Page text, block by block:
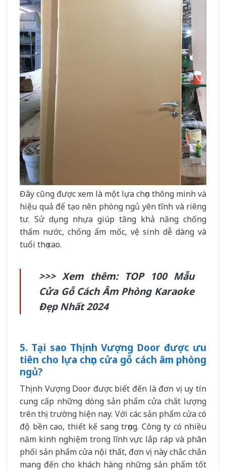
Đây cũng được xem là một lựa chọn thông minh và
hiệu quả để tạo nên phòng ngủ yên tĩnh và riêng
tư. Sử dụng nhựa giúp tăng khả năng chống
thấm nước, chống ẩm mốc, vệ sinh dễ dàng và
tuổi thọ cao.
>>> Xem thêm: TOP 100 Mẫu
Cửa Gỗ Cách Âm Phòng Karaoke
Đẹp Nhất 2024
5. Tại sao Thịnh Vượng Door được ưu
tiên cho lựa chọn cửa gỗ cách âm phòng
ngủ?
Thịnh Vượng Door được biết đến là đơn vị uy tín
cung cấp những dòng sản phẩm cửa chất lượng
trên thị trường hiện nay. Với các sản phẩm cửa có
độ bền cao, thiết kế sang trọng. Công ty có nhiều
năm kinh nghiệm trong lĩnh vực lắp ráp và phân
phối sản phẩm cửa nội thất, đơn vị này chắc chắn
mang đến cho khách hàng những sản phẩm tốt